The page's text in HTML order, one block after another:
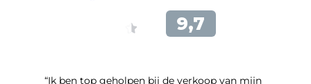
“Ik ben top geholpen bij de verkoop van mijn